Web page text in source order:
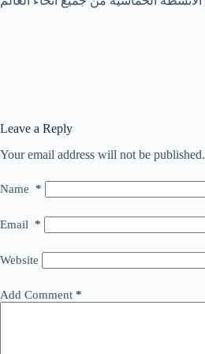
Leave a Reply
Your email address will not be published.
Name *
Email *
Website
Add Comment *